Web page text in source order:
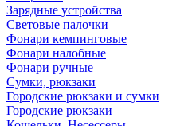
Зарядные устройства
Световые палочки
Фонари кемпинговые
Фонари налобные
Фонари ручные
Сумки, рюкзаки
Городские рюкзаки и сумки
Городские рюкзаки